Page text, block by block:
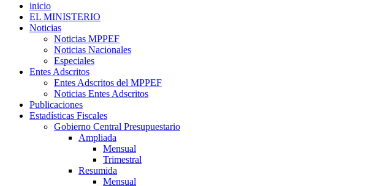
inicio
EL MINISTERIO
Noticias
Noticias MPPEF
Noticias Nacionales
Especiales
Entes Adscritos
Entes Adscritos del MPPEF
Noticias Entes Adscritos
Publicaciones
Estadísticas Fiscales
Gobierno Central Presupuestario
Ampliada
Mensual
Trimestral
Resumida
Mensual